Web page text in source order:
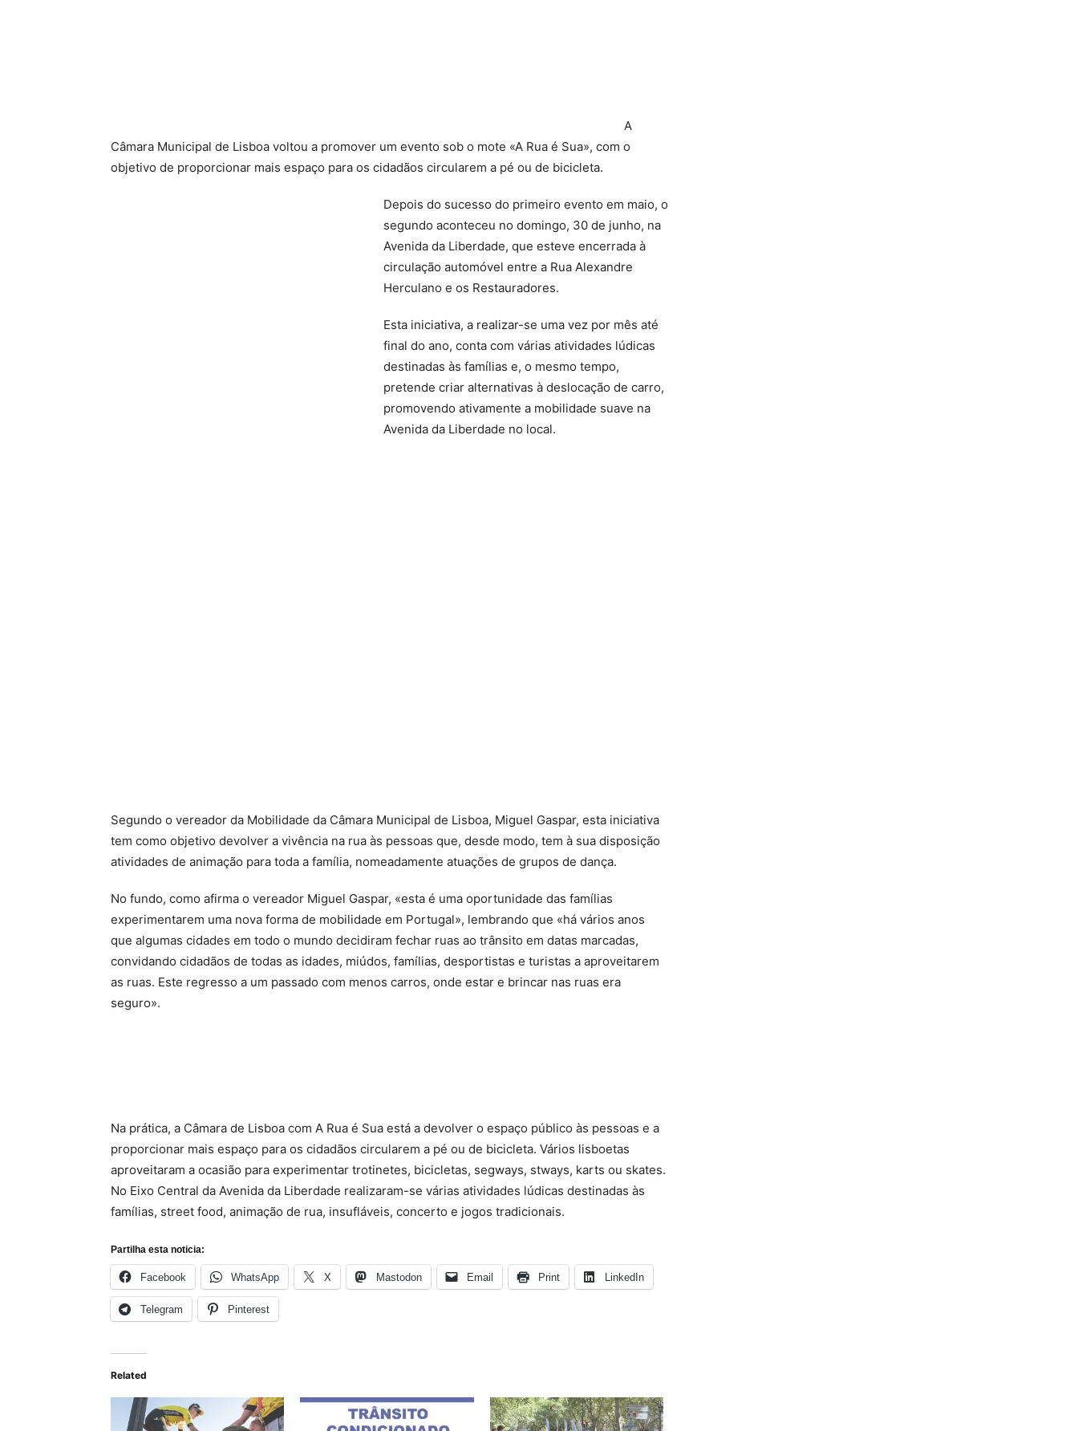
A
Câmara Municipal de Lisboa voltou a promover um evento sob o mote «A Rua é Sua», com o
objetivo de proporcionar mais espaço para os cidadãos circularem a pé ou de bicicleta.
Depois do sucesso do primeiro evento em maio, o
segundo aconteceu no domingo, 30 de junho, na
Avenida da Liberdade, que esteve encerrada à
circulação automóvel entre a Rua Alexandre
Herculano e os Restauradores.
Esta iniciativa, a realizar-se uma vez por mês até
final do ano, conta com várias atividades lúdicas
destinadas às famílias e, o mesmo tempo,
pretende criar alternativas à deslocação de carro,
promovendo ativamente a mobilidade suave na
Avenida da Liberdade no local.
Segundo o vereador da Mobilidade da Câmara Municipal de Lisboa, Miguel Gaspar, esta iniciativa
tem como objetivo devolver a vivência na rua às pessoas que, desde modo, tem à sua disposição
atividades de animação para toda a família, nomeadamente atuações de grupos de dança.
No fundo, como afirma o vereador Miguel Gaspar, «esta é uma oportunidade das famílias
experimentarem uma nova forma de mobilidade em Portugal», lembrando que «há vários anos
que algumas cidades em todo o mundo decidiram fechar ruas ao trânsito em datas marcadas,
convidando cidadãos de todas as idades, miúdos, famílias, desportistas e turistas a aproveitarem
as ruas. Este regresso a um passado com menos carros, onde estar e brincar nas ruas era
seguro».
Na prática, a Câmara de Lisboa com A Rua é Sua está a devolver o espaço público às pessoas e a
proporcionar mais espaço para os cidadãos circularem a pé ou de bicicleta. Vários lisboetas
aproveitaram a ocasião para experimentar trotinetes, bicicletas, segways, stways, karts ou skates.
No Eixo Central da Avenida da Liberdade realizaram-se várias atividades lúdicas destinadas às
famílias, street food, animação de rua, insufláveis, concerto e jogos tradicionais.
Partilha esta noticia:
Facebook WhatsApp X Mastodon Email Print LinkedIn
Telegram Pinterest
Related